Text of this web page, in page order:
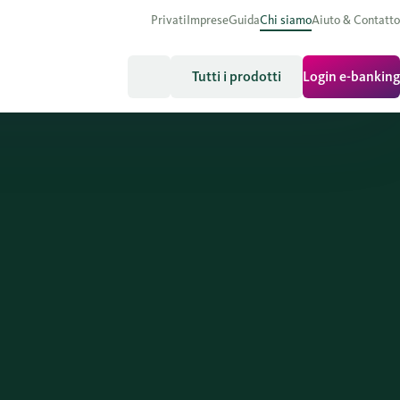
PrivatiImpreseGuidaChi siamoAiuto & Contatto
Tutti i prodotti Login e-banking